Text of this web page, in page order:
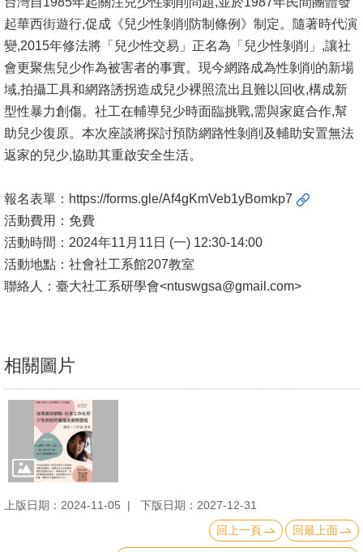
高
教
深
耕
辦
法
文
件
心
輔
研
資
源
起華西街遊行,促成《兒少性剝削防制條例》制定。隨著時代演
變,2015年修法將「兒少性交易」正名為「兒少性剝削」,讓社
會更聚焦兒少作為被害者的事實。現今網路成為性剝削的新場
域,拍攝工具和網路誘拐造成兒少裸照流出且難以回收,構成新
型性暴力創傷。社工在輔導兒少時面臨挑戰,需與家庭合作,幫
助兒少復原。本次座談將探討預防網路性剝削及輔助安置無法
返家的兒少,協助其重啟安全生活。
報名表單： https://forms.gle/Af4gKmVeb1yBomkp7
活動費用：免費
活動時間：2024年11月11日 (一) 12:30-14:00
活動地點：社會社工系館207教室
聯絡人：臺大社工系研學會<ntuswgsa@gmail.com>
相關圖片
上版日期：2024-11-05
下版日期：2027-12-31
回上一頁
回最上面